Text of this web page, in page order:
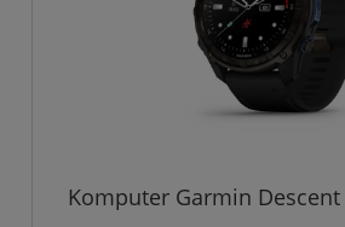
Komputer Garmin